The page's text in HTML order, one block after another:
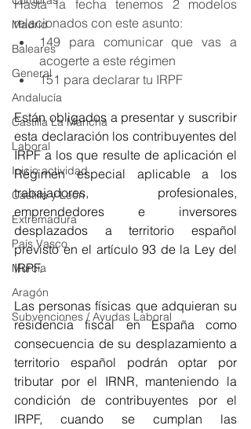
Madrid
Baleares
General
Andalucía
Castilla La Mancha
Laboral
Inicio actividad
Castilla y León
Extremadura
País Vasco
Murcia
Aragón
Subvenciones / Ayudas Laboral
Hasta la fecha tenemos 2 modelos
relacionados con este asunto:
149 para comunicar que vas a
acogerte a este régimen
151 para declarar tu IRPF
Están obligados a presentar y suscribir
esta declaración los contribuyentes del
IRPF a los que resulte de aplicación el
Régimen especial aplicable a los
trabajadores, profesionales,
emprendedores e inversores
desplazados a territorio español
previsto en el artículo 93 de la Ley del
IRPF.
Las personas físicas que adquieran su
residencia fiscal en España como
consecuencia de su desplazamiento a
territorio español podrán optar por
tributar por el IRNR, manteniendo la
condición de contribuyentes por el
IRPF, cuando se cumplan las